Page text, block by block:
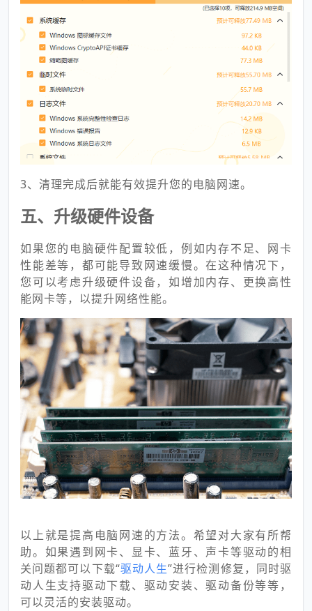
3、清理完成后就能有效提升您的电脑网速。
五、升级硬件设备
如果您的电脑硬件配置较低，例如内存不足、网卡
性能差等，都可能导致网速缓慢。在这种情况下，
您可以考虑升级硬件设备，如增加内存、更换高性
能网卡等，以提升网络性能。
以上就是提高电脑网速的方法。希望对大家有所帮
助。如果遇到网卡、显卡、蓝牙、声卡等驱动的相
关问题都可以下载“驱动人生”进行检测修复，同时驱
动人生支持驱动下载、驱动安装、驱动备份等等，
可以灵活的安装驱动。